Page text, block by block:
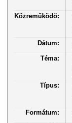
Közreműködő:
Dátum:
Téma:
Típus:
Formátum: